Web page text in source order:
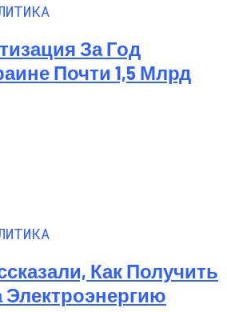
За Год
Почти 1,5 Млрд
Как Получить